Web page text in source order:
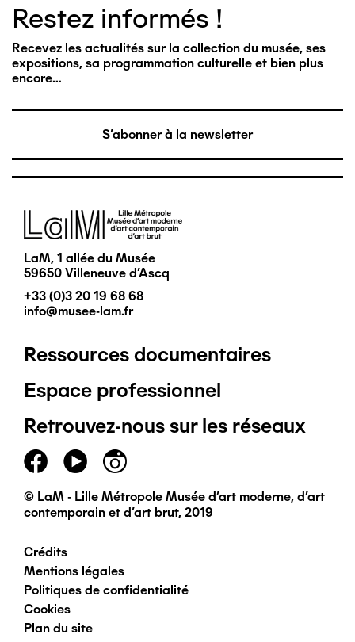
Restez informés !
Recevez les actualités sur la collection du musée, ses
expositions, sa programmation culturelle et bien plus
encore…
S'abonner à la newsletter
Image
LaM, 1 allée du Musée
59650 Villeneuve d'Ascq
+33 (0)3 20 19 68 68
info@musee-lam.fr
Pied
de
page
principal
Ressources documentaires
Espace professionnel
Retrouvez-nous sur les réseaux
© LaM - Lille Métropole Musée d'art moderne, d'art
contemporain et d'art brut, 2019
Pied
de
Crédits
Mentions légales
Politiques de confidentialité
Cookies
Plan du site